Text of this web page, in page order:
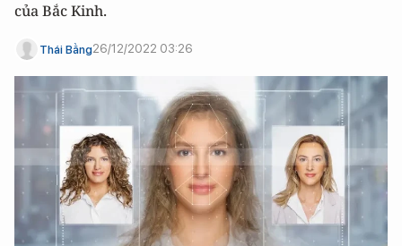
của Bắc Kinh.
Thái Bằng26/12/2022 03:26